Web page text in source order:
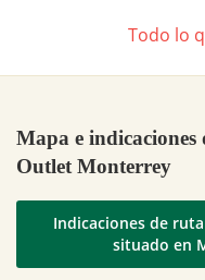
Todo lo
Mapa e indicaciones
Outlet Monterrey
Indicaciones de
situado en